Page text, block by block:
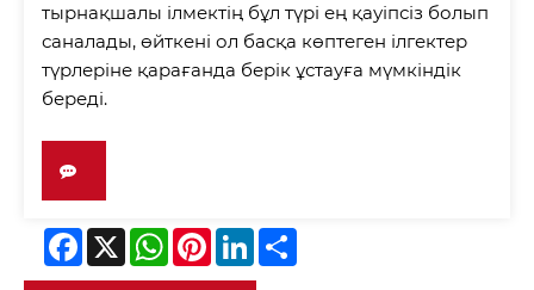
тырнақшалы ілмектің бұл түрі ең қауіпсіз болып
саналады, өйткені ол басқа көптеген ілгектер
түрлеріне қарағанда берік ұстауға мүмкіндік
береді.
Facebook
X WhatsAppPinterestLinkedIn